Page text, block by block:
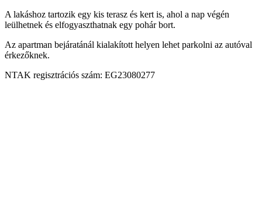
A lakáshoz tartozik egy kis terasz és kert is, ahol a nap végén
leülhetnek és elfogyaszthatnak egy pohár bort.
Az apartman bejáratánál kialakított helyen lehet parkolni az autóval
érkezőknek.
NTAK regisztrációs szám: EG23080277